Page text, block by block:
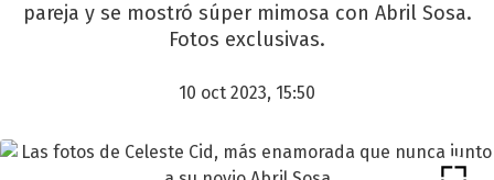
pareja y se mostró súper mimosa con Abril Sosa.
Fotos exclusivas.
10 oct 2023, 15:50